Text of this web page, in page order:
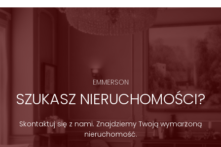
EMMERSON
SZUKASZ NIERUCHOMOŚCI?
Skontaktuj się z nami. Znajdziemy Twoją wymarzoną
nieruchomość.